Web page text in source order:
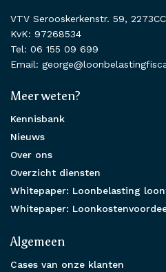
VTV Serooskerkenstr. 59,
KvK: 97268534
Tel: 06 155 09 699
Email:
Meer weten?
Kennisbank
Nieuws
Over ons
Overzicht diensten
Whitepaper: Loonbelasting
Whitepaper:
Algemeen
Cases van onze klanten